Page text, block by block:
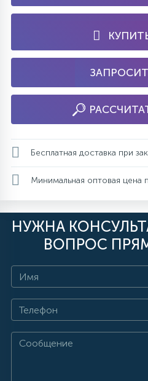
Бесплатная доставка при
Минимальная оптовая цена
НУЖНА
ВОПРОС